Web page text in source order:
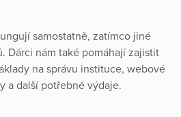
samostatně, zatímco jiné
Dárci nám také pomáhají zajistit
na správu instituce, webové
a další potřebné výdaje.